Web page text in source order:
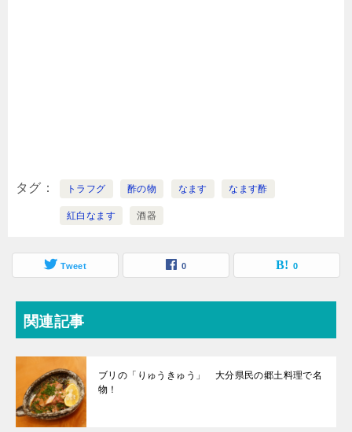
タグ トラフグ 酢の物 なます なます酢
紅白なます 酒器
Tweet 0 0
関連記事
ブリの「りゅうきゅう」 大分県民の郷土料理で名
物！